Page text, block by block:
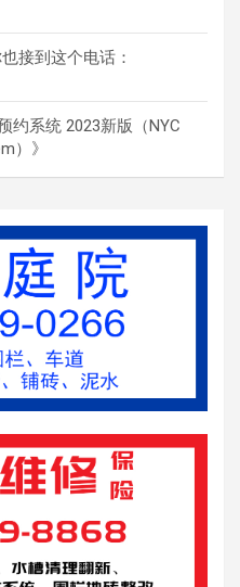
接到这个电话：
约系统 2023新版（NYC
） 》